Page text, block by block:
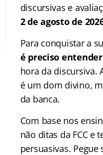
discursivas e
2 de agosto de
Para conquistar a
é preciso entender
hora da discursiva.
é um dom divino,
da banca.
Com base nos
não ditas da FCC e
persuasivas.